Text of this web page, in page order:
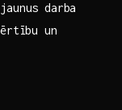
darba
un